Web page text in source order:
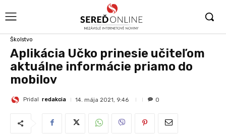
Školstvo
Aplikácia Učko prinesie učiteľom
aktuálne informácie priamo do
mobilov
Pridal redakcia 14. mája 2021, 9:46 0